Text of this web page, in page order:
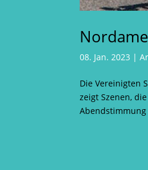
08. Jan. 2023 |
Die Vereinigten
zeigt Szenen,
Abendstimmung